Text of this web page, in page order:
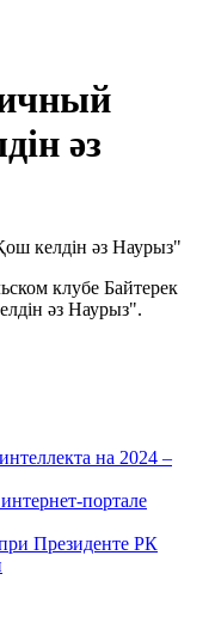
әз
клубе Байтерек
әз Наурыз".
на 2024 –
портале
Президенте РК